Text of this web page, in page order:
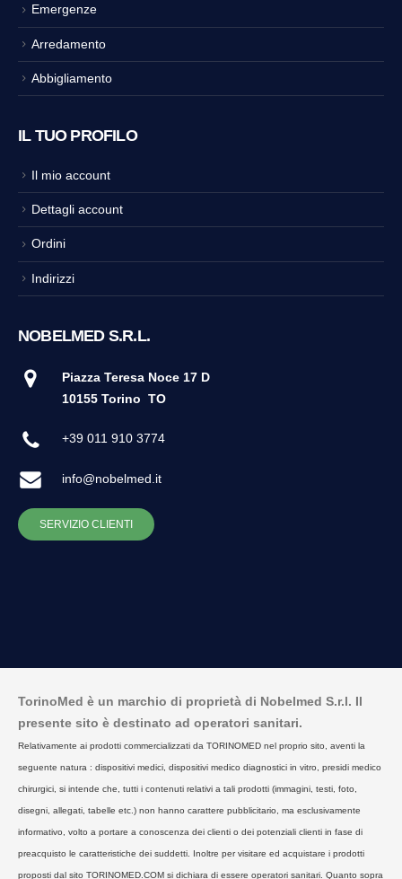
Emergenze
Arredamento
Abbigliamento
IL TUO PROFILO
Il mio account
Dettagli account
Ordini
Indirizzi
NOBELMED S.R.L.
Piazza Teresa Noce 17 D
10155 Torino TO
+39 011 910 3774
info@nobelmed.it
SERVIZIO CLIENTI
TorinoMed è un marchio di proprietà di Nobelmed S.r.l. Il
presente sito è destinato ad operatori sanitari.
Relativamente ai prodotti commercializzati da TORINOMED nel proprio sito, aventi la
seguente natura : dispositivi medici, dispositivi medico diagnostici in vitro, presidi medico
chirurgici, si intende che, tutti i contenuti relativi a tali prodotti (immagini, testi, foto,
disegni, allegati, tabelle etc.) non hanno carattere pubblicitario, ma esclusivamente
informativo, volto a portare a conoscenza dei clienti o dei potenziali clienti in fase di
preacquisto le caratteristiche dei suddetti. Inoltre per visitare ed acquistare i prodotti
proposti dal sito TORINOMED.COM si dichiara di essere operatori sanitari. Quanto sopra